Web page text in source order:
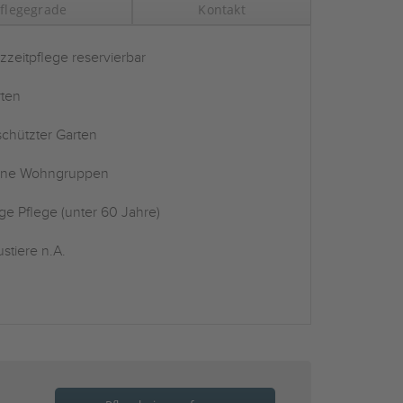
Kontakt
reservierbar
Garten
Wohngruppen
Pflege (unter 60 Jahre)
n.A.